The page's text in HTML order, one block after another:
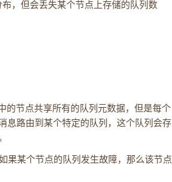
，但会丢失某个节点上存储的队列数
的节点共享所有的队列元数据，但是每个
息路由到某个特定的队列，这个队列会存
果某个节点的队列发生故障，那么该节点